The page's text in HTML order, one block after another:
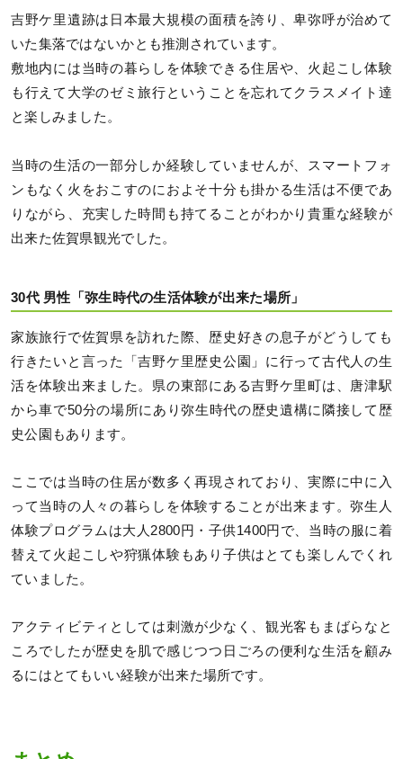
吉野ケ里遺跡は日本最大規模の面積を誇り、卑弥呼が治めて
いた集落ではないかとも推測されています。
敷地内には当時の暮らしを体験できる住居や、火起こし体験
も行えて大学のゼミ旅行ということを忘れてクラスメイト達
と楽しみました。
当時の生活の一部分しか経験していませんが、スマートフォ
ンもなく火をおこすのにおよそ十分も掛かる生活は不便であ
りながら、充実した時間も持てることがわかり貴重な経験が
出来た佐賀県観光でした。
30代 男性「弥生時代の生活体験が出来た場所」
家族旅行で佐賀県を訪れた際、歴史好きの息子がどうしても
行きたいと言った「吉野ケ里歴史公園」に行って古代人の生
活を体験出来ました。県の東部にある吉野ケ里町は、唐津駅
から車で50分の場所にあり弥生時代の歴史遺構に隣接して歴
史公園もあります。
ここでは当時の住居が数多く再現されており、実際に中に入
って当時の人々の暮らしを体験することが出来ます。弥生人
体験プログラムは大人2800円・子供1400円で、当時の服に着
替えて火起こしや狩猟体験もあり子供はとても楽しんでくれ
ていました。
アクティビティとしては刺激が少なく、観光客もまばらなと
ころでしたが歴史を肌で感じつつ日ごろの便利な生活を顧み
るにはとてもいい経験が出来た場所です。